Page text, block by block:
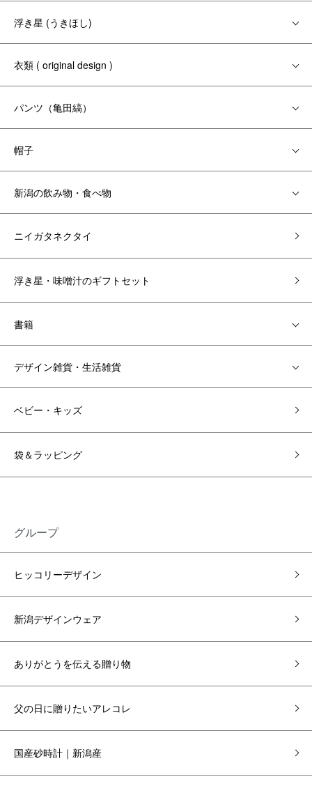
浮き星 (うきほし)
衣類 ( original design )
パンツ（亀田縞）
帽子
新潟の飲み物・食べ物
ニイガタネクタイ
浮き星・味噌汁のギフトセット
書籍
デザイン雑貨・生活雑貨
ベビー・キッズ
袋＆ラッピング
グループ
ヒッコリーデザイン
新潟デザインウェア
ありがとうを伝える贈り物
父の日に贈りたいアレコレ
国産砂時計｜新潟産